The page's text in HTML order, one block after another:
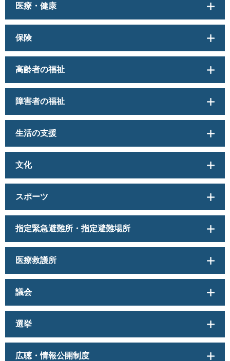
医療・健康
保険
高齢者の福祉
障害者の福祉
生活の支援
文化
スポーツ
指定緊急避難所・指定避難場所
医療救護所
議会
選挙
広聴・情報公開制度